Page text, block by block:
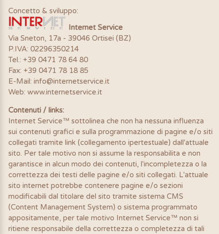
Concetto & sviluppo:
Internet Service
Via Sneton, 17a - 39046 Ortisei (BZ)
P.IVA: 02296350214
Tel.: +39 0471 78 64 80
Fax: +39 0471 78 18 85
E-Mail: info@internetservice.it
Web: www.internetservice.it
Contenuti / links:
Internet Service™ sottolinea che non ha nessuna influenza
sui contenuti grafici e sulla programmazione di pagine e/o siti
collegati tramite link (collegamento ipertestuale) dall'attuale
sito. Per tale motivo non si assume la responsabilita e non
garantisce in alcun modo dei contenuti, l'incompletezza o la
correttezza dei testi delle pagine e/o siti collegati. L'attuale
sito internet potrebbe contenere pagine e/o sezioni
modificabili dal titolare del sito tramite sistema CMS
(Content Management System) o sistema programmato
appositamente, per tale motivo Internet Service™ non si
ritiene responsabile della correttezza o completezza di tali